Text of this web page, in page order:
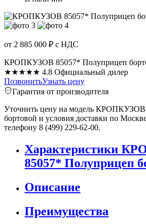
от 2 885 000 ₽ с НДС
КРОПКУЗОВ 85057* Полуприцеп
★★★★★ 4.8 Официальный дилер
ПозвонитьУзнать цену
Гарантия от производителя
Уточнить цену на модель
бортовой и условия доставки по
телефону 8 (499) 229-62-00.
Характеристики
85057* Полуприцеп
Описание
Преимущества